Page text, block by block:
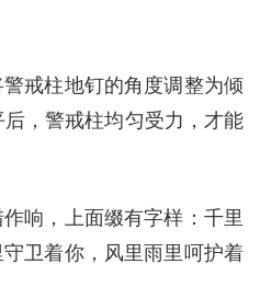
戒柱地钉的角度调整为倾
，警戒柱均匀受力，才能
响，上面缀有字样：千里
卫着你，风里雨里呵护着